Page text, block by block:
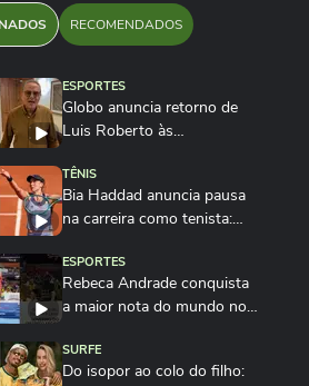
RECOMENDADOS
ESPORTES
Globo anuncia retorno de
Luis Roberto às
TÊNIS
Bia Haddad anuncia pausa
na carreira como tenista:
ESPORTES
Rebeca Andrade conquista
a maior nota do mundo no
SURFE
Do isopor ao colo do filho: